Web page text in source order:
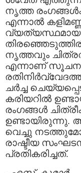
നൃത്ത
എന്നാല്‍
വ്യത്യസ്ഥമായ
നൃത്തവും
എന്നാണ് സൂചന.
ചര്‍ച്ച
കരിയറില്‍
രംഗങ്ങള്‍
ഉണ്ടായിരുന്നു.
വെച്ചു
രാഷ്ടീയ
പ്രതികരിച്ചത്.